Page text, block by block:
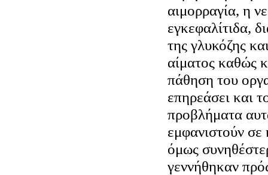
αιμορραγία, η
εγκεφαλίτιδα,
της γλυκόζης
αίματος καθώς
πάθηση του
επηρεάσει και
προβλήματα
εμφανιστούν σε
όμως
γεννήθηκαν